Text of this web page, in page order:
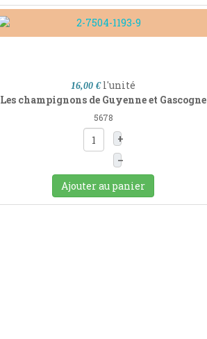
16,00 € l'unité
Les champignons de Guyenne et Gascogne
5678
+
–
Ajouter au panier